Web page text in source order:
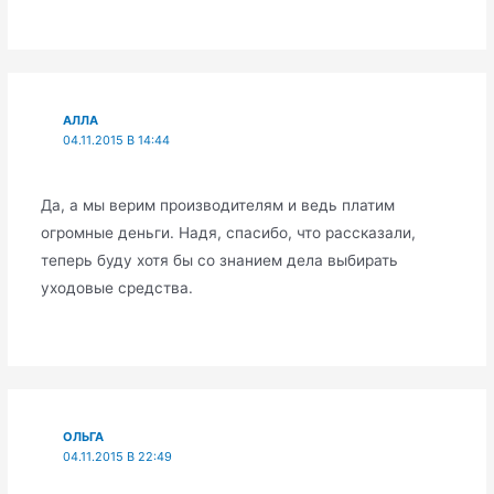
АЛЛА
04.11.2015 В 14:44
Да, а мы верим производителям и ведь платим
огромные деньги. Надя, спасибо, что рассказали,
теперь буду хотя бы со знанием дела выбирать
уходовые средства.
ОЛЬГА
04.11.2015 В 22:49